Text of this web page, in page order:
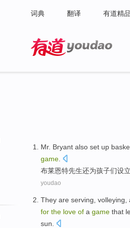
词典 翻译 有道精
Mr. Bryant also set up
game
布莱恩特先生还为孩子们设
youdao
They are serving volleying
for the love of a game that
sun